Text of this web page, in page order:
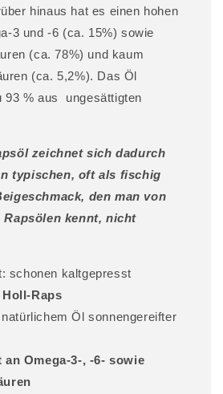
hinaus hat es einen hohen
3 und -6 (ca. 15%) sowie
(ca. 78%) und kaum
(ca. 5,2%). Das Öl
93 % aus ungesättigten
zeichnet sich dadurch
typischen, oft als fischig
den man von
Rapsölen kennt, nicht
schonen kaltgepresst
Raps
Öl sonnengereifter
an Omega-3-, -6- sowie